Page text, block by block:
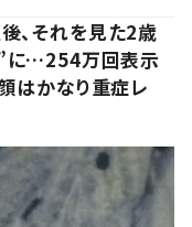
、それを見た2歳
に…254万回表示
顔はかなり重症レ